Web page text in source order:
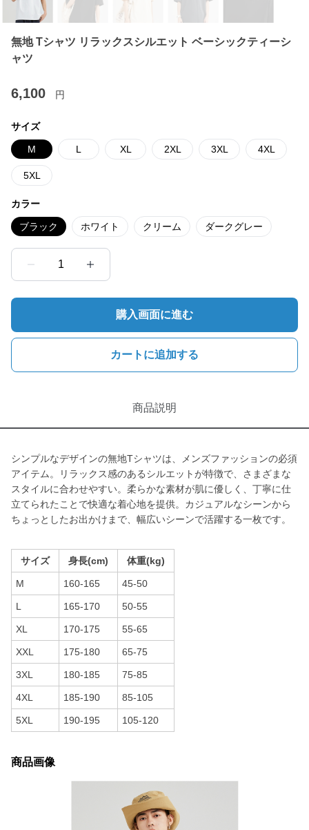
無地 Tシャツ リラックスシルエット ベーシックティーシ
ャツ
6,100 円
サイズ
M L XL 2XL 3XL 4XL
5XL
カラー
ブラック ホワイト クリーム ダークグレー
1
購入画面に進む
カートに追加する
商品説明
シンプルなデザインの無地Tシャツは、メンズファッションの必須
アイテム。リラックス感のあるシルエットが特徴で、さまざまな
スタイルに合わせやすい。柔らかな素材が肌に優しく、丁寧に仕
立てられたことで快適な着心地を提供。カジュアルなシーンから
ちょっとしたお出かけまで、幅広いシーンで活躍する一枚です。
サイズ 身長(cm) 体重(kg)
M 160-165 45-50
L 165-170 50-55
XL 170-175 55-65
XXL 175-180 65-75
3XL 180-185 75-85
4XL 185-190 85-105
5XL 190-195 105-120
商品画像